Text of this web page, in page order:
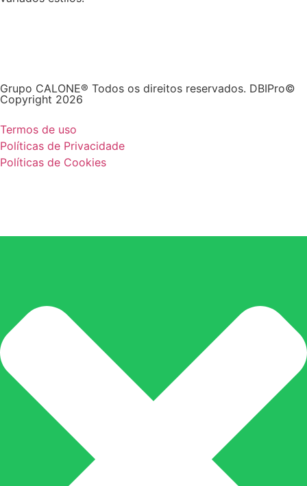
Grupo CALONE® Todos os direitos reservados. DBIPro©
Copyright 2026
Termos de uso
Políticas de Privacidade
Políticas de Cookies